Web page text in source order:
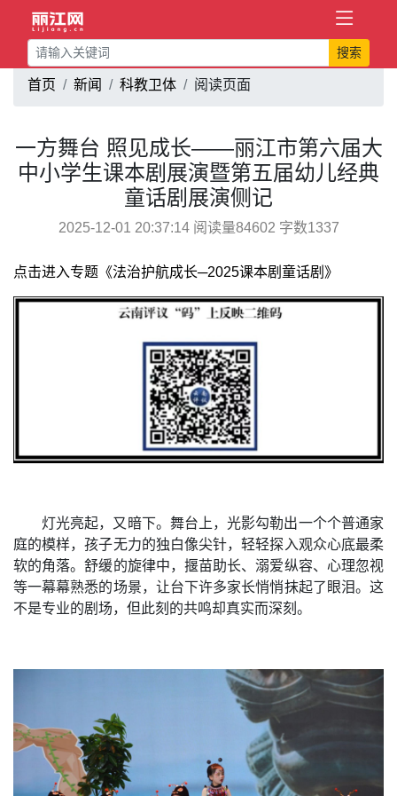
搜索
首页 新闻 科教卫体 阅读页面
一方舞台 照见成长——丽江市第六届大
中小学生课本剧展演暨第五届幼儿经典
童话剧展演侧记
2025-12-01 20:37:14 阅读量84602 字数1337
点击进入专题《法治护航成长─2025课本剧童话剧》
灯光亮起，又暗下。舞台上，光影勾勒出一个个普通家
庭的模样，孩子无力的独白像尖针，轻轻探入观众心底最柔
软的角落。舒缓的旋律中，揠苗助长、溺爱纵容、心理忽视
等一幕幕熟悉的场景，让台下许多家长悄悄抹起了眼泪。这
不是专业的剧场，但此刻的共鸣却真实而深刻。